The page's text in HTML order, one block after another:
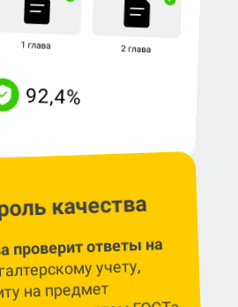
качества
проверит ответы на
учету,
на предмет